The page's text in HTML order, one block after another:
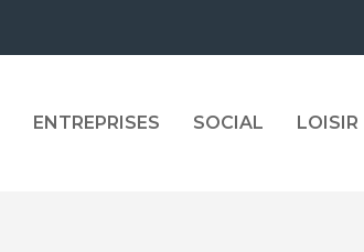
ENTREPRISES SOCIAL LOISIR